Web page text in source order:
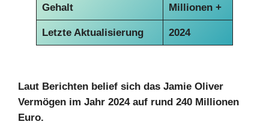
Gehalt
Millionen +
Letzte Aktualisierung 2024
Laut Berichten belief sich das Jamie Oliver
Vermögen im Jahr 2024 auf rund 240 Millionen
Euro.